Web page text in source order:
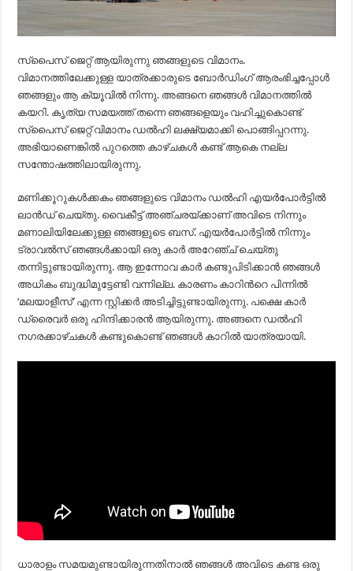
സ്പൈസ് ജെറ്റ് ആയിരുന്നു ഞങ്ങളുടെ വിമാനം.
വിമാനത്തിലേക്കുള്ള യാത്രക്കാരുടെ ബോര്‍ഡിംഗ് ആരംഭിച്ചപ്പോള്‍
ഞങ്ങളും ആ ക്യൂവില്‍ നിന്നു. അങ്ങനെ ഞങ്ങള്‍ വിമാനത്തില്‍
കയറി. കൃത്യ സമയത്ത് തന്നെ ഞങ്ങളെയും വഹിച്ചുകൊണ്ട്
സ്പൈസ് ജെറ്റ് വിമാനം ഡല്‍ഹി ലക്ഷ്യമാക്കി പൊങ്ങിപ്പറന്നു.
അഭിയാണെങ്കില്‍ പുറത്തെ കാഴ്ചകള്‍ കണ്ട് ആകെ നല്ല
സന്തോഷത്തിലായിരുന്നു.
മണിക്കൂറുകള്‍ക്കകം ഞങ്ങളുടെ വിമാനം ഡല്‍ഹി എയര്‍പോര്‍ട്ടില്‍
ലാന്‍ഡ്‌ ചെയ്തു. വൈകീട്ട് അഞ്ചരയ്ക്കാണ് അവിടെ നിന്നും
മണാലിയിലേക്കുള്ള ഞങ്ങളുടെ ബസ്. എയര്‍പോര്‍ട്ടില്‍ നിന്നും
ട്രാവല്‍സ് ഞങ്ങള്‍ക്കായി ഒരു കാര്‍ അറേഞ്ച് ചെയ്തു
തന്നിട്ടുണ്ടായിരുന്നു. ആ ഇന്നോവ കാര്‍ കണ്ടുപിടിക്കാന്‍ ഞങ്ങള്‍
അധികം ബുദ്ധിമുട്ടേണ്ടി വന്നില്ല. കാരണം കാറിന്‍റെ പിന്നില്‍
‘മലയാളീസ്’ എന്ന സ്റ്റിക്കര്‍ അടിച്ചിട്ടുണ്ടായിരുന്നു. പക്ഷെ കാര്‍
ഡ്രൈവര്‍ ഒരു ഹിന്ദിക്കാരന്‍ ആയിരുന്നു. അങ്ങനെ ഡല്‍ഹി
നഗരക്കാഴ്ചകള്‍ കണ്ടുകൊണ്ട് ഞങ്ങള്‍ കാറില്‍ യാത്രയായി.
ധാരാളം സമയമുണ്ടായിരുന്നതിനാല്‍ ഞങ്ങള്‍ അവിടെ കണ്ട ഒരു